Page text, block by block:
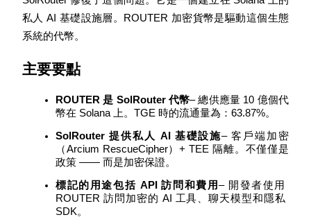
美股、外匯、貴金屬及大宗商品衍生性商品
USDC永續
私人 AI 基礎設施層。ROUTER 加密貨幣是驅動這個生態
系統的代幣。
主要要點
ROUTER 是 SolRouter 代幣– 總供應量 10 億個代
幣在 Solana 上。TGE 時的流通量為：63.87%。
SolRouter 提供私人 AI 基礎設施– 客戶端加密
（Arcium RescueCipher）+ TEE 隔離。不僅僅是
政策 —— 而是加密保證。
標記的用途包括 API 訪問和費用– 開發者使用
ROUTER 訪問加密的 AI 工具、聊天模型和隱私
SDK。